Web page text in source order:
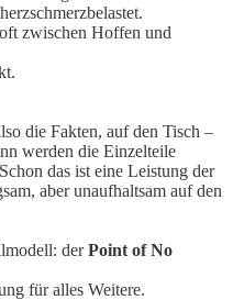
zwischen Hoffen und
die Fakten, auf den Tisch –
werden die Einzelteile
das ist eine Leistung der
aber unaufhaltsam auf den
derPoint of No
für alles Weitere.